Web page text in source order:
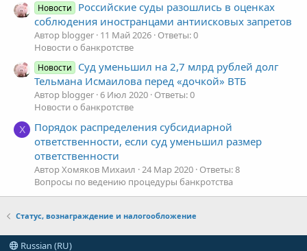
Новости
Российские суды разошлись в оценках
соблюдения иностранцами антиисковых запретов
Автор blogger 11 Май 2026 Ответы: 0
Новости о банкротстве
Новости
Суд уменьшил на 2,7 млрд рублей долг
Тельмана Исмаилова перед «дочкой» ВТБ
Автор blogger 6 Июл 2020 Ответы: 0
Новости о банкротстве
Х
Порядок распределения субсидиарной
ответственности, если суд уменьшил размер
ответственности
Автор Хомяков Михаил 24 Мар 2020 Ответы: 8
Вопросы по ведению процедуры банкротства
Статус, вознаграждение и налогообложение
Russian (RU)